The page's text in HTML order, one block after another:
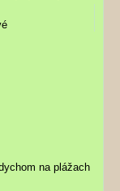
na plážach